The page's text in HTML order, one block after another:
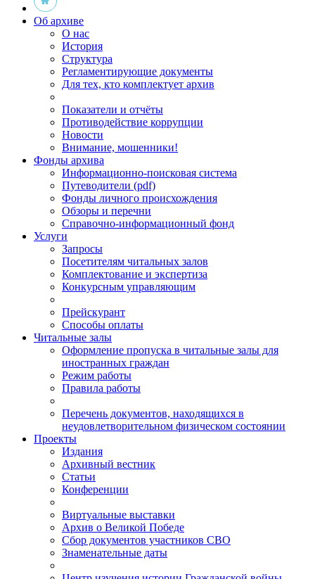
Об архиве
О нас
История
Структура
Регламентирующие документы
Для тех, кто комплектует архив
Показатели и отчёты
Противодействие коррупции
Новости
Внимание, мошенники!
Фонды архива
Информационно-поисковая система
Путеводители (pdf)
Фонды личного происхождения
Обзоры и перечни
Справочно-информационный фонд
Услуги
Запросы
Посетителям читальных залов
Комплектование и экспертиза
Конкурсным управляющим
Прейскурант
Способы оплаты
Читальные залы
Оформление пропуска в читальные залы для
иностранных граждан
Режим работы
Правила работы
Перечень документов, находящихся в
неудовлетворительном физическом состоянии
Проекты
Издания
Архивный вестник
Статьи
Конференции
Виртуальные выставки
Архив о Великой Победе
Сбор документов участников СВО
Знаменательные даты